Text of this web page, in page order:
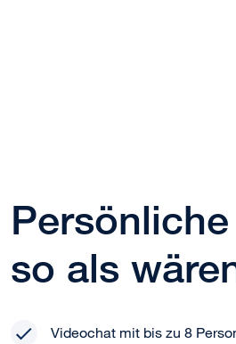
so als
Videochat mit bis zu 8